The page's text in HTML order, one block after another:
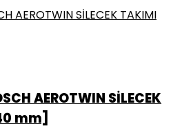
AEROTWIN SİLECEK
mm]